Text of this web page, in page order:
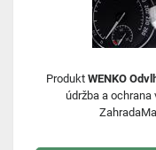
Produkt WENKO
údržba a ochrana